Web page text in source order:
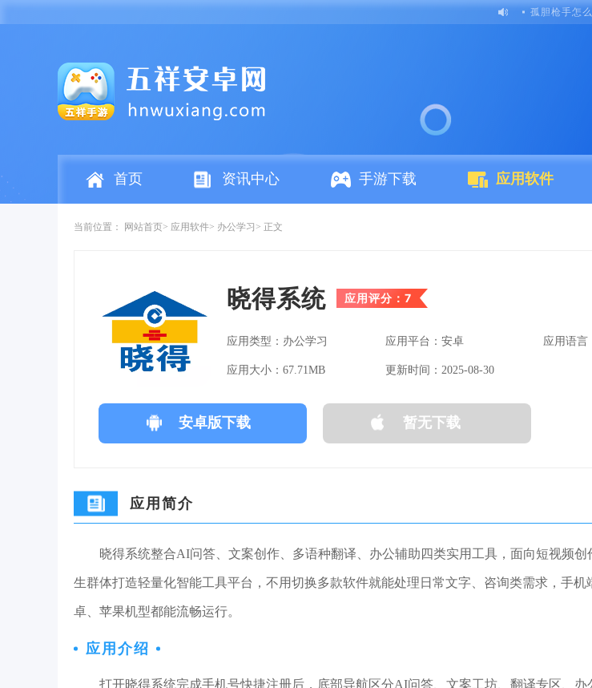
孤胆枪手怎
首页 资讯中心 手游下载 应用软件
当前位置： 网站首页 应用软件 办公学习 正文
晓得系统 应用评分：7
应用类型：办公学习 应用平台：安卓 应用语言
应用大小：67.71MB 更新时间：2025-08-30
安卓版下载 暂无下载
应用简介
晓得系统整合AI问答、文案创作、多语种翻译、办公辅助四类实用工具，面向短视频创
生群体打造轻量化智能工具平台，不用切换多款软件就能处理日常文字、咨询类需求，手机
卓、苹果机型都能流畅运行。
应用介绍
打开晓得系统完成手机号快捷注册后，底部导航区分AI问答、文案工坊、翻译专区、办